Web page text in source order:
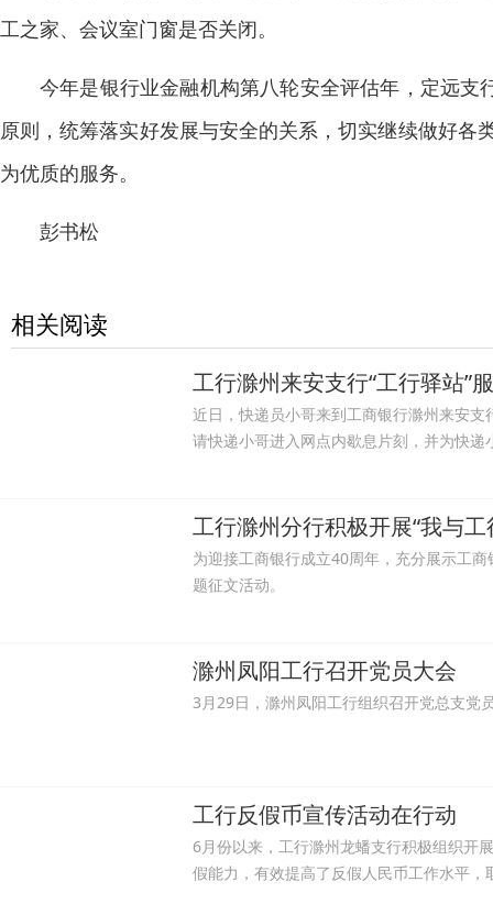
工之家、会议室门窗是否关闭。
今年是银行业金融机构第八轮安全评估年，定远支
原则，统筹落实好发展与安全的关系，切实继续做好
为优质的服务。
彭书松
相关阅读
工行滁州来安支行“工行驿站”
近日，快递员小哥来到工商银行滁州来安
请快递小哥进入网点内歇息片刻，并为快
工行滁州分行积极开展“我与
为迎接工商银行成立40周年，充分展示工
题征文活动。
滁州凤阳工行召开党员大会
3月29日，滁州凤阳工行组织召开党总支党
工行反假币宣传活动在行动
6月份以来，工行滁州龙蟠支行积极组织开
假能力，有效提高了反假人民币工作水平，